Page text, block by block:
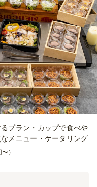
プラン・カップで食べや
メニュー・ケータリング
）